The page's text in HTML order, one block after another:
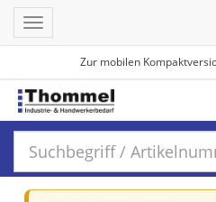
Zur mobilen
Toggle
navigation